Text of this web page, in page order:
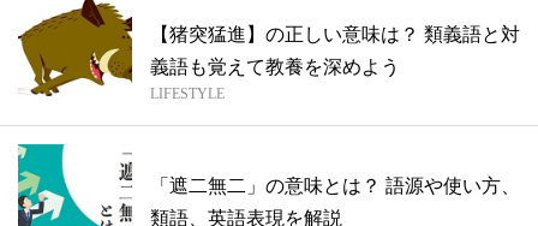
【猪突猛進】の正しい意味は？ 類義語と対
義語も覚えて教養を深めよう
LIFESTYLE
「遮二無二」の意味とは？ 語源や使い方、
類語、英語表現を解説